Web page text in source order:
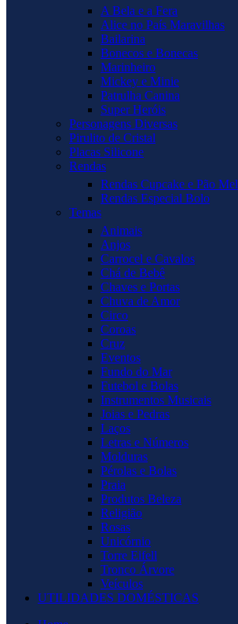
A Bela e a Fera
Alice no País Maravilhas
Bailarina
Bonecos e Bonecas
Marinheiro
Mickey e Minie
Patrulha Canina
Super Heróis
Personagens Diversas
Pirulito de Cristal
Placas Silicone
Rendas
Rendas Cupcake e Pão Mel
Rendas Especial Bolo
Temas
Animais
Anjos
Carrocel e Cavalos
Chá de Bebê
Chaves e Portas
Chuva de Amor
Circo
Coroas
Cruz
Eventos
Fundo do Mar
Futebol e Bolas
Instrumentos Musicais
Joias e Pedras
Laços
Letras e Números
Molduras
Pérolas e Bolas
Praia
Produtos Beleza
Religião
Rosas
Unicórnio
Torre Eifell
Tronco Árvore
Veículos
UTILIDADES DOMÉSTICAS